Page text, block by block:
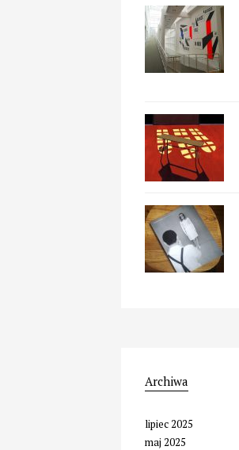
Archiwa
lipiec 2025
maj 2025